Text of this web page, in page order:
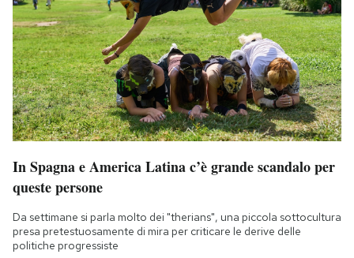
In Spagna e America Latina c’è grande scandalo per
queste persone
Da settimane si parla molto dei "therians", una piccola sottocultura
presa pretestuosamente di mira per criticare le derive delle
politiche progressiste